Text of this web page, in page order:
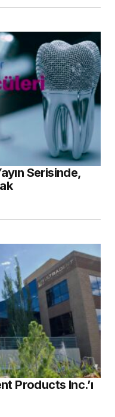
Serisinde,
Products Inc.’ı